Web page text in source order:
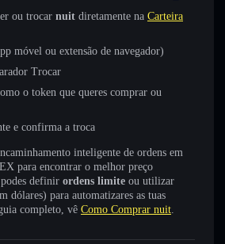
ou trocar nuit diretamente na Carteira
móvel ou extensão de navegador)
Trocar
o token que queres comprar ou
e confirma a troca
inteligente de ordens em
para encontrar o melhor preço
definir ordens limite ou utilizar
dólares) para automatizares as tuas
completo, vê Como Comprar nuit.